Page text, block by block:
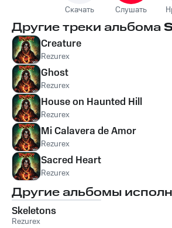
Скачать Слушать
Другие треки альбома
Creature
Rezurex
Ghost
Rezurex
House on Haunted Hill
Rezurex
Mi Calavera de Amor
Rezurex
Sacred Heart
Rezurex
Другие альбомы
Skeletons
Rezurex